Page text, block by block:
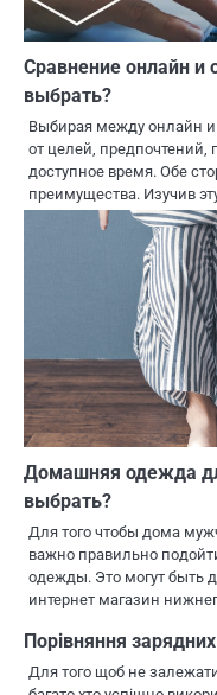
Сравнение онлайн и
выбрать?
Выбирая между онлайн и
от целей, предпочтений,
доступное время. Обе
преимущества. Изучив
Домашняя одежда
выбрать?
Для того чтобы дома
важно правильно
одежды. Это могут быть
интернет магазин
Порівняння
Для того щоб не